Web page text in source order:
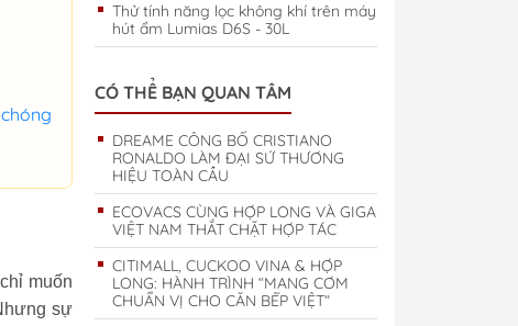
muốn
sự
Thử tính năng lọc không khí trên máy
hút ẩm Lumias D6S - 30L
CÓ THỂ BẠN QUAN TÂM
DREAME CÔNG BỐ CRISTIANO
RONALDO LÀM ĐẠI SỨ THƯƠNG
HIỆU TOÀN CẦU
ECOVACS CÙNG HỢP LONG VÀ GIGA
VIỆT NAM THẮT CHẶT HỢP TÁC
CITIMALL, CUCKOO VINA & HỢP
LONG: HÀNH TRÌNH “MANG CƠM
CHUẨN VỊ CHO CĂN BẾP VIỆT”